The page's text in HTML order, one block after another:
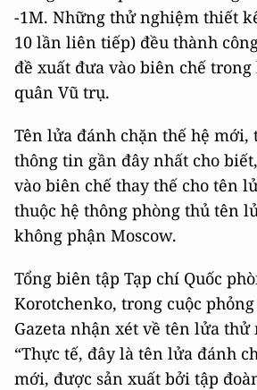
-1М. Những thử nghiệm thiết
10 lần liên tiếp) đều thành
đề xuất đưa vào biên chế
quân Vũ trụ.
Tên lửa đánh chặn thế hệ mới,
thông tin gần đây nhất cho
vào biên chế thay thế cho tên
thuộc hệ thông phòng thủ tên
không phận Moscow.
Tổng biên tập Tạp chí Quốc
Korotchenko, trong cuộc
Gazeta nhận xét về tên lửa
“Thực tế, đây là tên lửa đánh
mới, được sản xuất bởi tập